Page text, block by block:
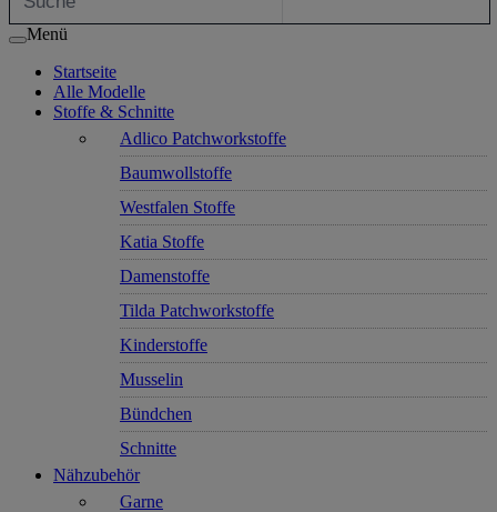
Menü
Startseite
Alle Modelle
Stoffe & Schnitte
Adlico Patchworkstoffe
Baumwollstoffe
Westfalen Stoffe
Katia Stoffe
Damenstoffe
Tilda Patchworkstoffe
Kinderstoffe
Musselin
Bündchen
Schnitte
Nähzubehör
Garne